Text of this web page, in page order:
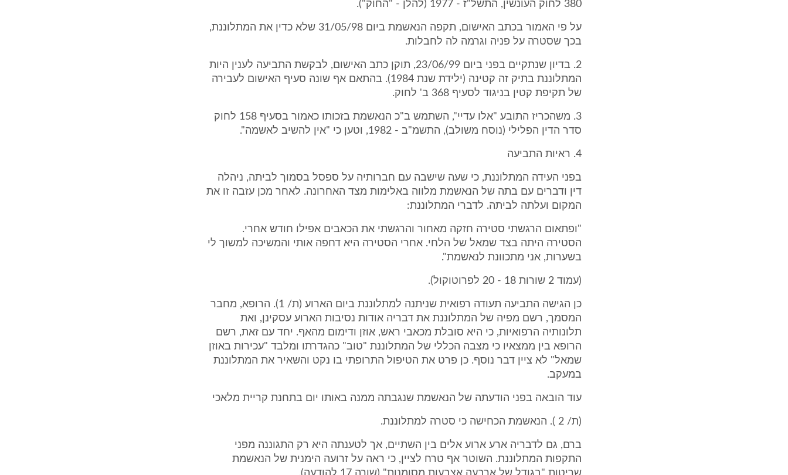
380 לחוק העונשין, התשל"ז - 1977 (להלן - "החוק").
על פי האמור בכתב האישום, תקפה הנאשמת ביום 31/05/98 שלא כדין את המתלוננת,
בכך שסטרה על פניה וגרמה לה לחבלות.
2. בדיון שנתקיים בפני ביום 23/06/99, תוקן כתב האישום, לבקשת התביעה לענין היות
המתלוננת בתיק זה קטינה (ילידת שנת 1984). בהתאם אף שונה סעיף האישום לעבירה
של תקיפת קטין בניגוד לסעיף 368 ב' לחוק.
3. משהכריז התובע "אלו עדיי", השתמש ב"כ הנאשמת בזכותו כאמור בסעיף 158 לחוק
סדר הדין הפלילי (נוסח משולב), התשמ"ב - 1982, וטען כי "אין להשיב לאשמה".
4. ראיות התביעה
בפני העידה המתלוננת, כי שעה שישבה עם חברותיה על ספסל בסמוך לביתה, ניהלה
דין ודברים עם בתה של הנאשמת מלווה באלימות מצד האחרונה. לאחר מכן עזבה זו את
המקום ועלתה לביתה. לדברי המתלוננת:
"ופתאום הרגשתי סטירה חזקה מאחור והרגשתי את הכאבים אפילו חודש אחרי.
הסטירה היתה בצד שמאל של הלחי. אחרי הסטירה היא דחפה אותי והמשיכה למשוך לי
בשערות, אני מתכוונת לנאשמת".
(עמוד 2 שורות 18 - 20 לפרוטוקול).
כן הגישה התביעה תעודה רפואית שניתנה למתלוננת ביום הארוע (ת/ 1). הרופא, מחבר
המסמך, רשם מפיה של המתלוננת את דבריה אודות נסיבות הארוע עסקינן, ואת
תלונותיה הרפואיות, כי היא סובלת מכאבי ראש, אוזן ודימום מהאף. יחד עם זאת, רשם
הרופא בין ממצאיו כי מצבה הכללי של המתלוננת "טוב" כהגדרתו ומלבד "עכירות באוזן
שמאל" לא ציין דבר נוסף. כן פרט את הטיפול התרופתי בו נקט והשאיר את המתלוננת
במעקב.
עוד הובאה בפני הודעתה של הנאשמת שנגבתה ממנה באותו יום בתחנת קריית מלאכי
(ת/ 2 ). הנאשמת הכחישה כי סטרה למתלוננת.
ברם, גם לדבריה ארע ארוע אלים בין השתיים, אך לטענתה היא רק התגוננה מפני
התקפות המתלוננת. השוטר אף טרח לציין, כי ראה על זרועה הימנית של הנאשמת